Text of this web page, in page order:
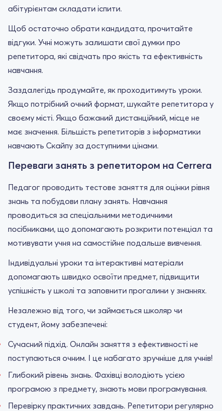
абітурієнтам складати іспити.
Щоб остаточно обрати кандидата, прочитайте
відгуки. Учні можуть залишати свої думки про
репетитора, які свідчать про якість та ефективність
навчання.
Заздалегідь продумайте, як проходитимуть уроки.
Якщо потрібний очний формат, шукайте репетитора у
своєму місті. Якщо бажаний дистанційний, місце не
має значення. Більшість репетиторів з інформатики
навчають Скайпу за доступними цінами.
Переваги занять з репетитором на Cerrera
Педагог проводить тестове заняття для оцінки рівня
знань та побудови плану занять. Навчання
проводиться за спеціальними методичними
посібниками, що допомагають розкрити потенціал та
мотивувати учня на самостійне подальше вивчення.
Індивідуальні уроки та інтерактивні матеріали
допомагають швидко освоїти предмет, підвищити
успішність у школі та заповнити прогалини у знаннях.
Незалежно від того, чи займається школяр чи
студент, йому забезпечені:
Сучасний підхід. Онлайн заняття з ефективності не
поступаються очним. І це набагато зручніше для учнів!
Глибокий рівень знань. Фахівці володіють усією
програмою з предмету, знають мови програмування.
Перевірку практичних завдань. Репетитори регулярно